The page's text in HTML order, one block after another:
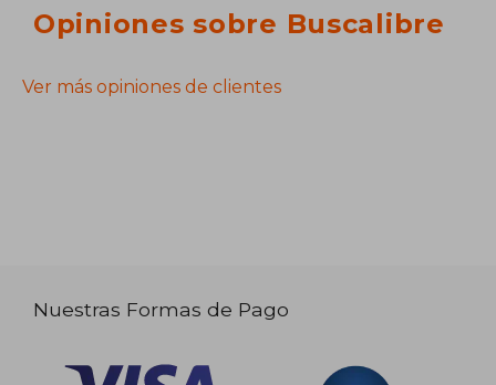
Opiniones sobre Buscalibre
Ver más opiniones de clientes
Nuestras Formas de Pago